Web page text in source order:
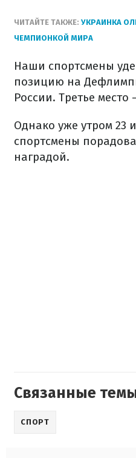
ЧИТАЙТЕ ТАКЖЕ: УКРАИНКА
ЧЕМПИОНКОЙ МИРА
Наши спортсмены
позицию на
России. Третье
Однако уже утром 23
спортсмены
наградой.
Связанные
СПОРТ